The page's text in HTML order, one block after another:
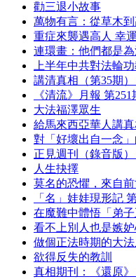
勸三退小故事
萬物有言：從草木
重症來襲遇高人 幸
連環畫：他們都是為
上半年中共對法輪
講清真相（第35期
《清流》月報 第251
大法福澤眾生
給馬來西亞華人講
對「好壞出自一念
正見週刊（錄音版）
人生抉擇
莫名的恐懼，來自
「名」娃娃現形記
在魔難中體悟「弟
看不上別人也是嫉
做個正法時期的大
欲得反失的教訓
真相期刊：《還原》